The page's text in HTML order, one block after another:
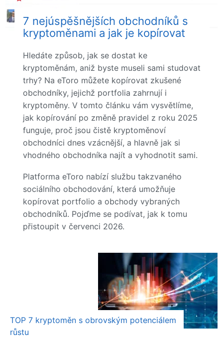
7 nejúspěšnějších obchodníků s
kryptoměnami a jak je kopírovat
Hledáte způsob, jak se dostat ke
kryptoměnám, aniž byste museli sami studovat
trhy? Na eToro můžete kopírovat zkušené
obchodníky, jejichž portfolia zahrnují i
kryptoměny. V tomto článku vám vysvětlíme,
jak kopírování po změně pravidel z roku 2025
funguje, proč jsou čistě kryptoměnoví
obchodníci dnes vzácnější, a hlavně jak si
vhodného obchodníka najít a vyhodnotit sami.
Platforma eToro nabízí službu takzvaného
sociálního obchodování, která umožňuje
kopírovat portfolio a obchody vybraných
obchodníků. Pojďme se podívat, jak k tomu
přistoupit v červenci 2026.
TOP 7 kryptoměn s obrovským potenciálem
růstu